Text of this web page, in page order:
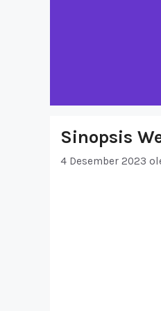
Sinopsis
4 Desember 2023